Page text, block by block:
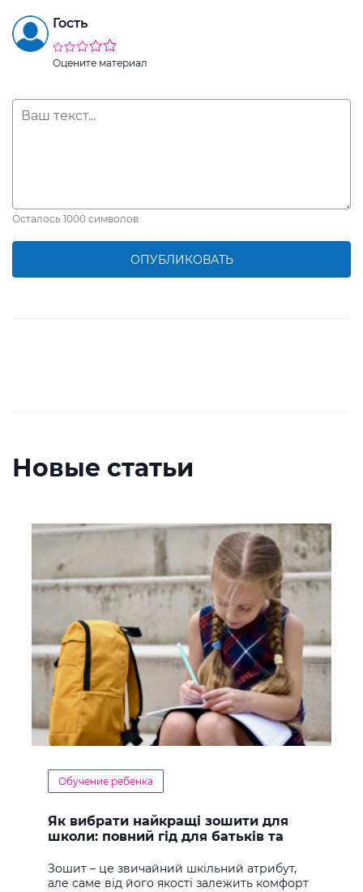
Гость
Оцените материал
Осталось 1000 символов
ОПУБЛИКОВАТЬ
Новые статьи
Обучение ребенка
Як вибрати найкращі зошити для
школи: повний гід для батьків та
Зошит – це звичайний шкільний атрибут,
але саме від його якості залежить комфорт